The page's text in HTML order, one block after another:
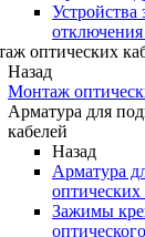
Устройства
оптических
Назад
Монтаж
Арматура для
кабелей
Назад
Арматура
оптических
Зажимы